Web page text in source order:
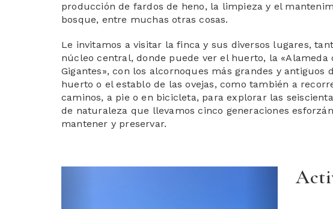
producción de fardos de heno, la limpieza y el
bosque, entre muchas otras cosas.
Le invitamos a visitar la finca y sus diversos lugares,
núcleo central, donde puede ver el huerto, la «Alameda
Gigantes», con los alcornoques más grandes y antiguos
huerto o el establo de las ovejas, como también a
caminos, a pie o en bicicleta, para explorar las
de naturaleza que llevamos cinco generaciones
mantener y preservar.